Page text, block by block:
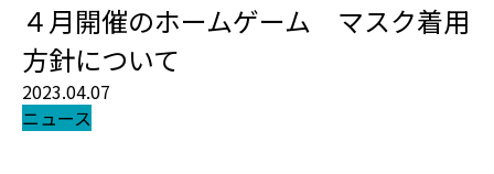
４月開催のホームゲーム マスク着用
方針について
2023.04.07
ニュース